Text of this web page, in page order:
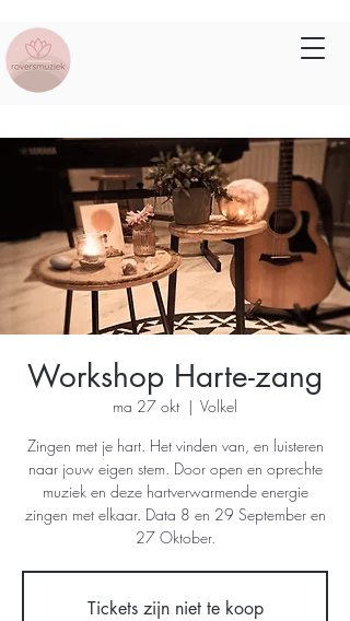
Workshop Harte-zang
ma 27 okt
  |
Volkel
Zingen met je hart. Het vinden van, en luisteren
naar jouw eigen stem. Door open en oprechte
muziek en deze hartverwarmende energie
zingen met elkaar. Data 8 en 29 September en
27 Oktober.
Tickets zijn niet te koop